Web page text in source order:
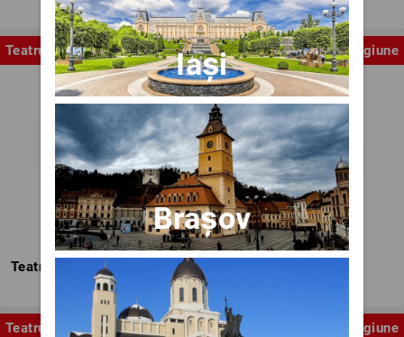
Teatru Stagiune
Teatrul Nottara
Teatru Stagiune
Iași
Brașov